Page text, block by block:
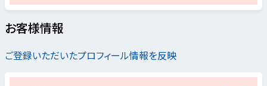
お客様情報
ご登録いただいたプロフィール情報を反映